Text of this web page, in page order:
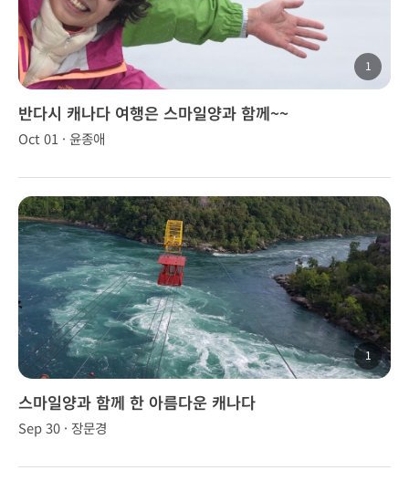
1
반다시 캐나다 여행은 스마일양과 함께~~
Oct 01 · 윤종애
1
스마일양과 함께 한 아름다운 캐나다
Sep 30 · 장문경